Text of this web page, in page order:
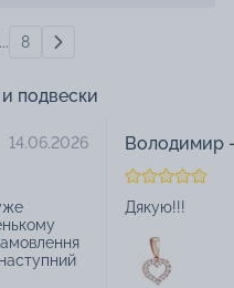
... 8
подвески
14.06.2026 Володимир
Дякую!!!